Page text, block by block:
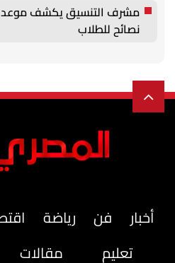
مشرف التنسيق يكشف موعد
نصائح للطلاب
أخبار فن رياضة
تعليم
مقالات